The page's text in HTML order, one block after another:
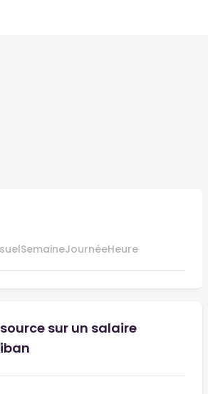
SemaineJournéeHeure
sur un salaire